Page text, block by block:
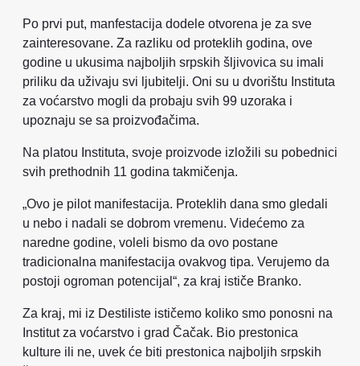
Po prvi put, manfestacija dodele otvorena je za sve
zainteresovane. Za razliku od proteklih godina, ove
godine u ukusima najboljih srpskih šljivovica su imali
priliku da uživaju svi ljubitelji. Oni su u dvorištu Instituta
za voćarstvo mogli da probaju svih 99 uzoraka i
upoznaju se sa proizvođačima.
Na platou Instituta, svoje proizvode izložili su pobednici
svih prethodnih 11 godina takmičenja.
„Ovo je pilot manifestacija. Proteklih dana smo gledali
u nebo i nadali se dobrom vremenu. Videćemo za
naredne godine, voleli bismo da ovo postane
tradicionalna manifestacija ovakvog tipa. Verujemo da
postoji ogroman potencijal“, za kraj ističe Branko.
Za kraj, mi iz Destiliste ističemo koliko smo ponosni na
Institut za voćarstvo i grad Čačak. Bio prestonica
kulture ili ne, uvek će biti prestonica najboljih srpskih